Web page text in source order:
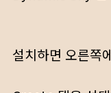
설치하면 오른쪽